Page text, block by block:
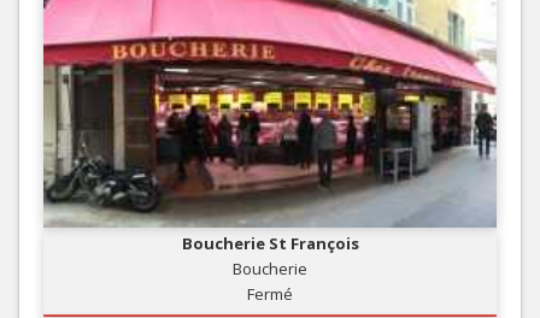
Boucherie St François
Boucherie
Fermé